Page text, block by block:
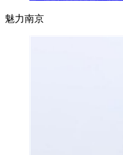
魅力南京